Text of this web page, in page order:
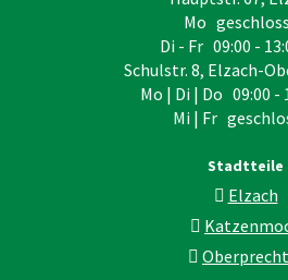
Mo
Di - Fr 09:00 -
Schulstr. 8, Elzach-
Mo | Di | Do 09:00 -
Mi | Fr
Stadtteile
Elzach